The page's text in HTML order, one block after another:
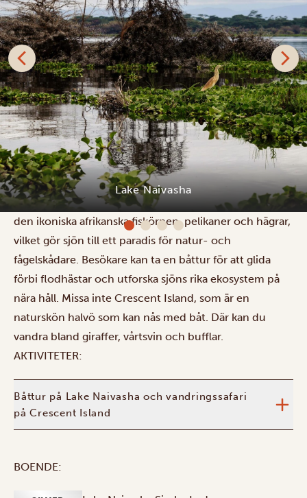
Lake Naivasha
Naivashasjön är en fantastisk sötvattensjö i Kenyas Rift
Valley, belägen 1884 meter över havet och med en yta
på 139 kvadratkilometer. Här lever flodhästar, en
mångfald av fiskarter och över 400 fågelarter, däribland
den ikoniska afrikanska fiskörnen, pelikaner och hägrar,
vilket gör sjön till ett paradis för natur- och
fågelskådare. Besökare kan ta en båttur för att glida
förbi flodhästar och utforska sjöns rika ekosystem på
nära håll. Missa inte Crescent Island, som är en
naturskön halvö som kan nås med båt. Där kan du
vandra bland giraffer, vårtsvin och bufflar.
AKTIVITETER:
Båttur på Lake Naivasha och vandringssafari
på Crescent Island
BOENDE: